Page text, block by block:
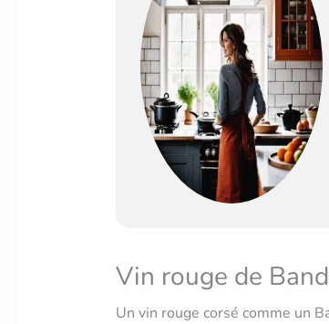
Vin rouge de
Un vin rouge corsé comme un